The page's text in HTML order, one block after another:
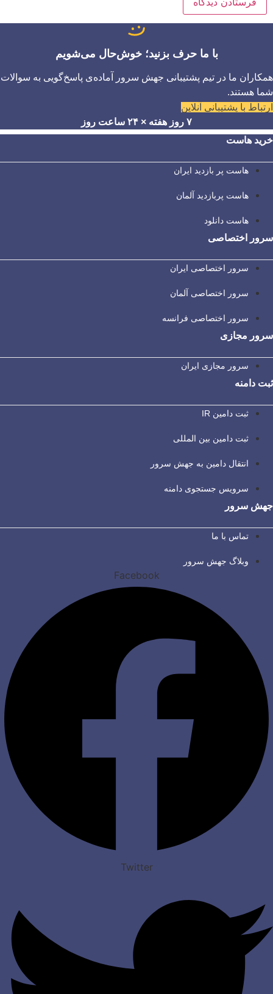
با ما حرف بزنید؛ خوش‌حال می‌شویم
همکاران ما در تیم پشتیبانی جهش سرور آماده‌ی پاسخ‌گویی به سوالات
شما هستند.
ارتباط با پشتیبانی آنلاین
۷ روز هفته × ۲۴ ساعت روز
خرید هاست
هاست پر بازدید ایران
هاست پربازدید آلمان
هاست دانلود
سرور اختصاصی
سرور اختصاصی ایران
سرور اختصاصی آلمان
سرور اختصاصی فرانسه
سرور مجازی
سرور مجازی ایران
ثبت دامنه
ثبت دامین IR
ثبت دامین بین المللی
انتقال دامین به جهش سرور
سرویس جستجوی دامنه
جهش سرور
تماس با ما
وبلاگ جهش سرور
Facebook
Twitter